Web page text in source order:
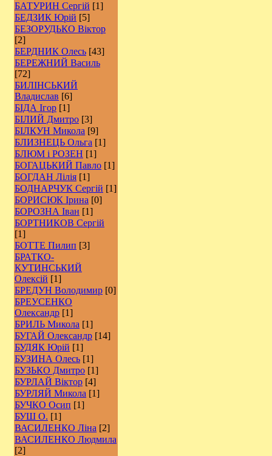
БАТУРИН Сергій [1]
БЕДЗИК Юрій [5]
БЕЗОРУДЬКО Віктор
[2]
БЕРДНИК Олесь [43]
БЕРЕЖНИЙ Василь
[72]
БИЛІНСЬКИЙ
Владислав [6]
БІДА Ігор [1]
БІЛИЙ Дмитро [3]
БІЛКУН Микола [9]
БЛИЗНЕЦЬ Ольга [1]
БЛЮМ і РОЗЕН [1]
БОГАЦЬКИЙ Павло [1]
БОГДАН Лілія [1]
БОДНАРЧУК Сергій [1]
БОРИСЮК Ірина [0]
БОРОЗНА Іван [1]
БОРТНИКОВ Сергій
[1]
БОТТЕ Пилип [3]
БРАТКО-
КУТИНСЬКИЙ
Олексій [1]
БРЕДУН Володимир [0]
БРЕУСЕНКО
Олександр [1]
БРИЛЬ Микола [1]
БУГАЙ Олександр [14]
БУДЯК Юрій [1]
БУЗИНА Олесь [1]
БУЗЬКО Дмитро [1]
БУРЛАЙ Віктор [4]
БУРЛЯЙ Микола [1]
БУЧКО Осип [1]
БУШ О. [1]
ВАСИЛЕНКО Ліна [2]
ВАСИЛЕНКО Людмила
[2]